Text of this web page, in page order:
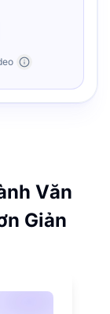
Văn
Giản